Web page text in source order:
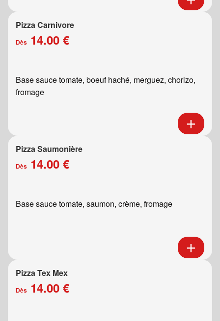
Pizza Carnivore
Dès 14.00 €
Base sauce tomate, boeuf haché, merguez, chorizo,
fromage
Pizza Saumonière
Dès 14.00 €
Base sauce tomate, saumon, crème, fromage
Pizza Tex Mex
Dès 14.00 €